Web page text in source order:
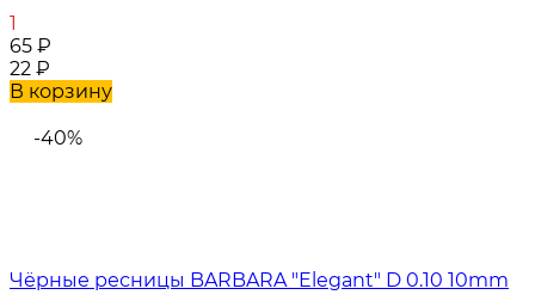
1
65 ₽
22 ₽
В корзину
-40%
Чёрные ресницы BARBARA "Elegant" D 0.10 10mm